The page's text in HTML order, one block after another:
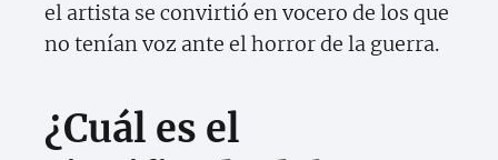
el artista se convirtió en vocero de los que
no tenían voz ante el horror de la guerra.
¿Cuál es el